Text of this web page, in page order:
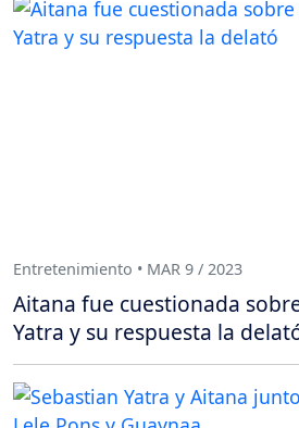
Entretenimiento • MAR 9 / 2023
Aitana fue cuestionada
Yatra y su respuesta la